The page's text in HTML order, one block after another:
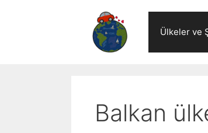
Ülkeler ve
Balkan